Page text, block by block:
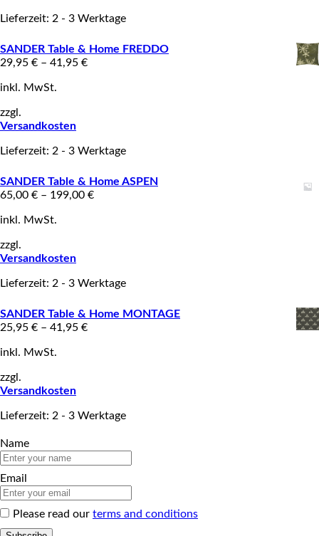
Lieferzeit: 2 - 3 Werktage
SANDER Table & Home FREDDO
29,95 € – 41,95 €
inkl. MwSt.
zzgl.
Versandkosten
Lieferzeit: 2 - 3 Werktage
SANDER Table & Home ASPEN
65,00 € – 199,00 €
inkl. MwSt.
zzgl.
Versandkosten
Lieferzeit: 2 - 3 Werktage
SANDER Table & Home MONTAGE
25,95 € – 41,95 €
inkl. MwSt.
zzgl.
Versandkosten
Lieferzeit: 2 - 3 Werktage
Name
Email
Please read our terms and conditions